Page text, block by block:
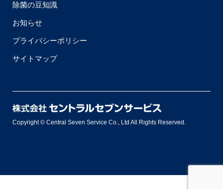
除菌の豆知識
お知らせ
プライバシーポリシー
サイトマップ
Copyright © Central Seven Service Co., Ltd All Rights Reserved.